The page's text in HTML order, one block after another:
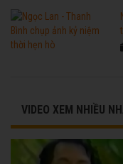
VIDEO XEM NHIỀU